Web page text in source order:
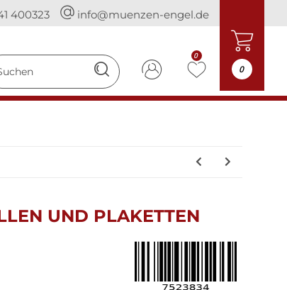
400323 info@muenzen-engel.de
0
0
UND PLAKETTEN